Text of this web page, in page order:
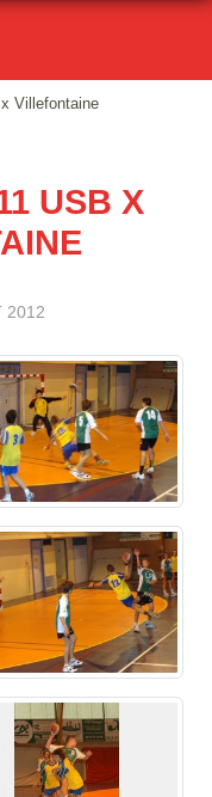
Villefontaine
USB X
2012